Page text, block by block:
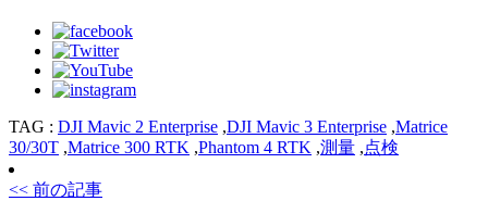
TAG : DJI Mavic 2 Enterprise ,DJI Mavic 3 Enterprise ,Matrice
30/30T ,Matrice 300 RTK ,Phantom 4 RTK ,測量 ,点検
<< 前の記事